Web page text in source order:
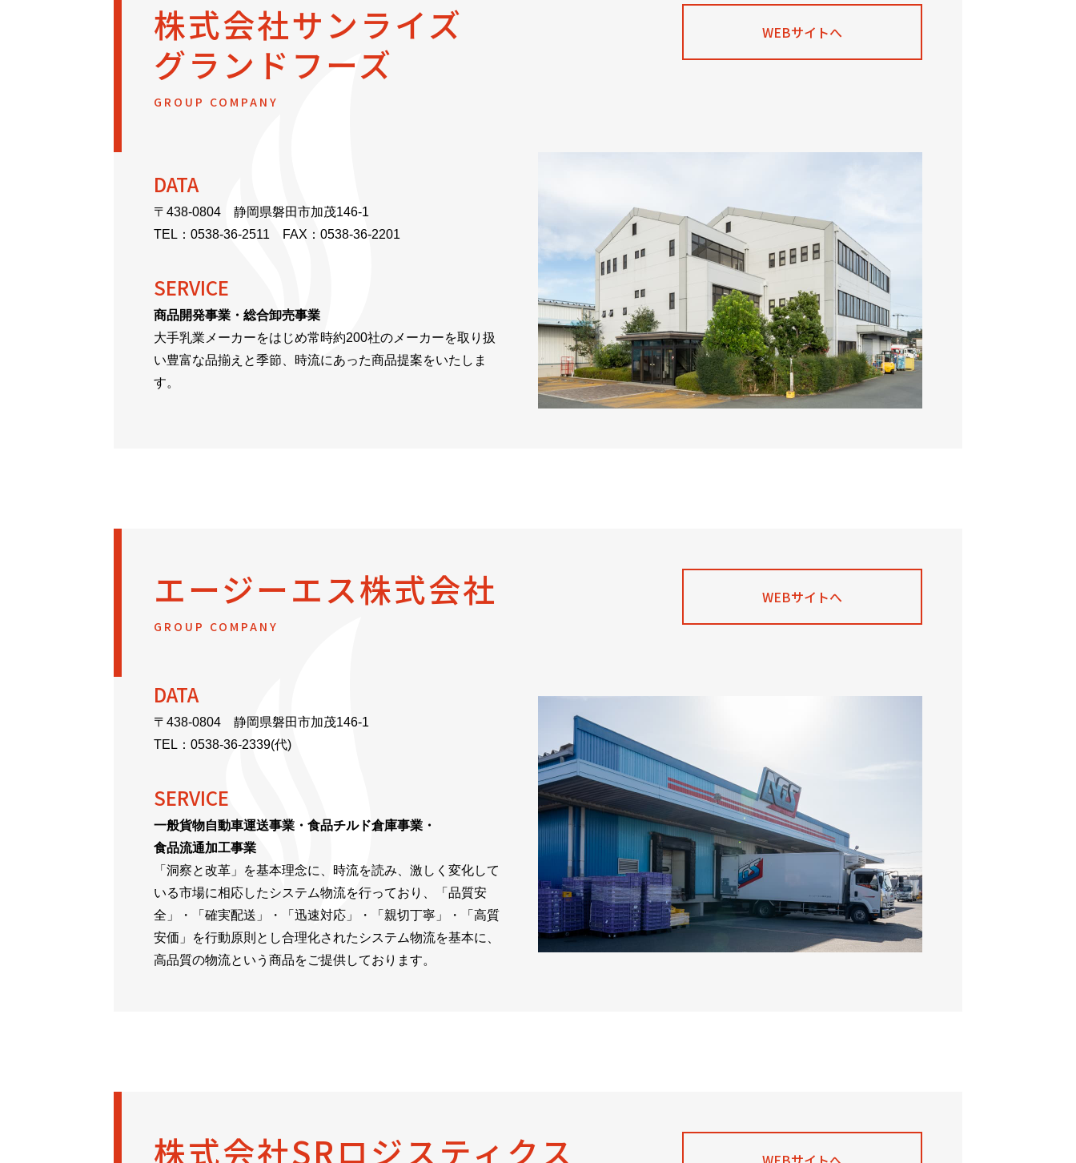
株式会社サンライズ
グランドフーズ
GROUP COMPANY
WEBサイトへ
DATA
〒438-0804 静岡県磐田市加茂146-1
TEL： 0538-36-2511 FAX：0538-36-2201
SERVICE
商品開発事業・総合卸売事業
大手乳業メーカーをはじめ常時約200社のメーカーを取り扱
い豊富な品揃えと季節、時流にあった商品提案をいたしま
す。
エージーエス株式会社
GROUP COMPANY
WEBサイトへ
DATA
〒438-0804 静岡県磐田市加茂146-1
TEL： 0538-36-2339(代)
SERVICE
一般貨物自動車運送事業・食品チルド倉庫事業・
食品流通加工事業
「洞察と改革」を基本理念に、時流を読み、激しく変化して
いる市場に相応したシステム物流を行っており、「品質安
全」・「確実配送」・「迅速対応」・「親切丁寧」・「高質
安価」を行動原則とし合理化されたシステム物流を基本に、
高品質の物流という商品をご提供しております。
株式会社SRロジスティクス